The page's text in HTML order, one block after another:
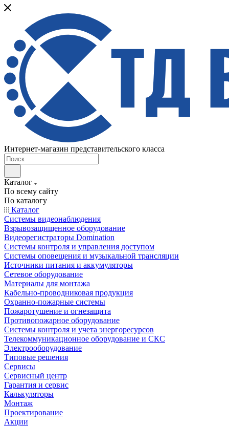
Интернет-магазин представительского класса
Каталог
По всему сайту
По каталогу
Каталог
Системы видеонаблюдения
Взрывозащищенное оборудование
Видеорегистраторы Domination
Системы контроля и управления доступом
Системы оповещения и музыкальной трансляции
Источники питания и аккумуляторы
Сетевое оборудование
Материалы для монтажа
Кабельно-проводниковая продукция
Охранно-пожарные системы
Пожаротушение и огнезащита
Противопожарное оборудование
Системы контроля и учета энергоресурсов
Телекоммуникационное оборудование и СКС
Электрооборудование
Типовые решения
Сервисы
Сервисный центр
Гарантия и сервис
Калькуляторы
Монтаж
Проектирование
Акции